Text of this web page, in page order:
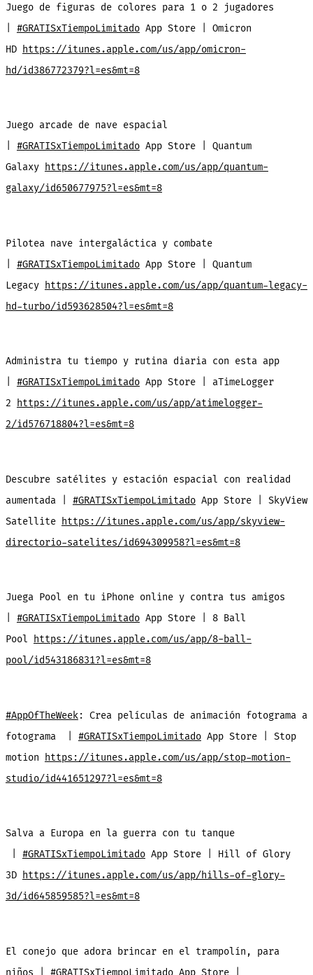
Juego de figuras de colores para 1 o 2 jugadores
#GRATISxTiempoLimitadoApp Store | Omicron
HD https://itunes.apple.com/us/app/omicron-
hd/id386772379?l=es&mt=8
Juego arcade de nave espacial
#GRATISxTiempoLimitadoApp Store | Quantum
Galaxy https://itunes.apple.com/us/app/quantum-
galaxy/id650677975?l=es&mt=8
Pilotea nave intergaláctica y combate
#GRATISxTiempoLimitadoApp Store | Quantum
Legacy https://itunes.apple.com/us/app/quantum-legacy-
hd-turbo/id593628504?l=es&mt=8
Administra tu tiempo y rutina diaria con esta app
#GRATISxTiempoLimitadoApp Store | aTimeLogger
2
https://itunes.apple.com/us/app/atimelogger-
2/id576718804?l=es&mt=8
Descubre satélites y estación espacial con realidad
aumentada | #GRATISxTiempoLimitadoApp Store | SkyView
Satellite https://itunes.apple.com/us/app/skyview-
directorio-satelites/id694309958?l=es&mt=8
Juega Pool en tu iPhone online y contra tus amigos
#GRATISxTiempoLimitadoApp Store | 8 Ball
Pool
https://itunes.apple.com/us/app/8-ball-
pool/id543186831?l=es&mt=8
#AppOfTheWeek: Crea películas de animación fotograma a
fotograma | #GRATISxTiempoLimitadoApp Store | Stop
motion
https://itunes.apple.com/us/app/stop-motion-
studio/id441651297?l=es&mt=8
Salva a Europa en la guerra con tu tanque
#GRATISxTiempoLimitadoApp Store | Hill of Glory
3D https://itunes.apple.com/us/app/hills-of-glory-
3d/id645859585?l=es&mt=8
El conejo que adora brincar en el trampolín, para
niños | #GRATISxTiempoLimitadoApp Store |